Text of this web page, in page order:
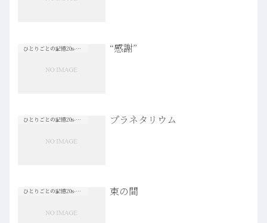
ひとりごとの記憶20s-30s “感謝”
ひとりごとの記憶20s-30s プラネタリウム
ひとりごとの記憶20s-30s 束の間